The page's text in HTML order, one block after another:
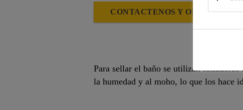
CONTACTENOS Y OBTENGA
Para sellar el baño se utilizan
la humedad y al moho, lo que los hace